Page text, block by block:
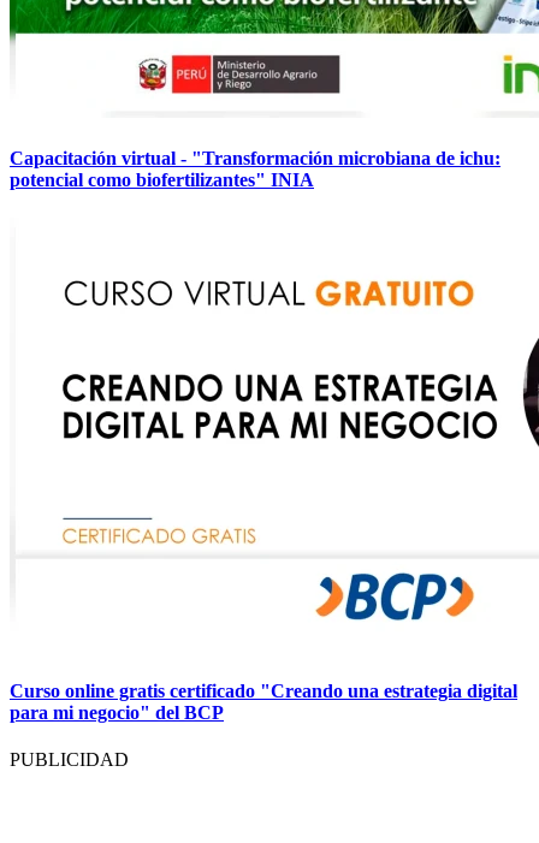
Capacitación virtual - "Transformación microbiana de ichu:
potencial como biofertilizantes" INIA
Curso online gratis certificado "Creando una estrategia digital
para mi negocio" del BCP
PUBLICIDAD